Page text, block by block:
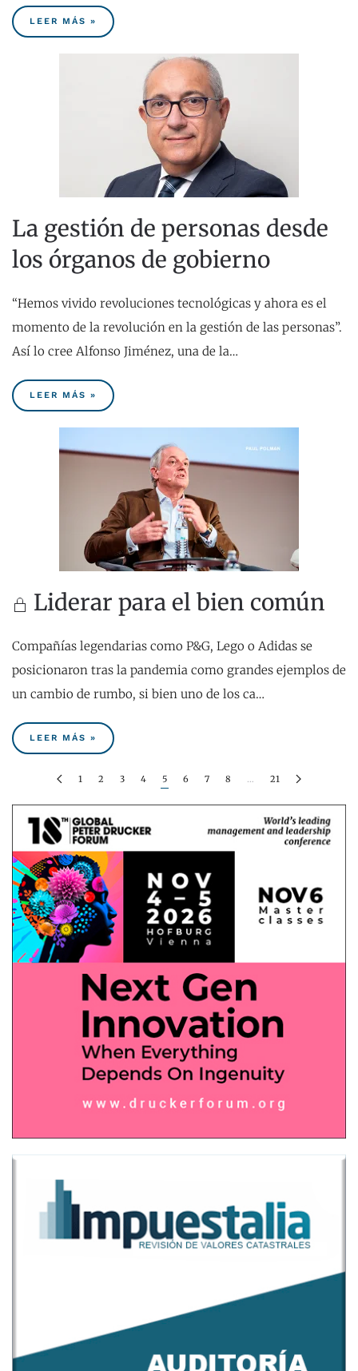
LEER MÁS »
La gestión de personas desde
los órganos de gobierno
“Hemos vivido revoluciones tecnológicas y ahora es el
momento de la revolución en la gestión de las personas”.
Así lo cree Alfonso Jiménez, una de la…
LEER MÁS »
Liderar para el bien común
Compañías legendarias como P&G, Lego o Adidas se
posicionaron tras la pandemia como grandes ejemplos de
un cambio de rumbo, si bien uno de los ca…
LEER MÁS »
1 2 3 4 5 6 7 8 … 21